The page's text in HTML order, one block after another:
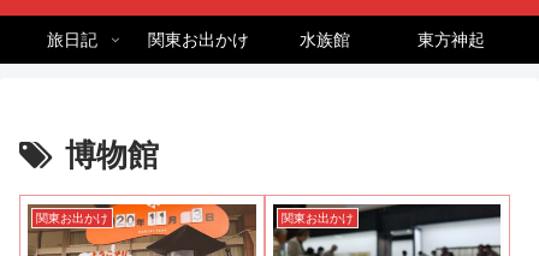
旅日記 関東お出かけ 水族館 東方神起
博物館
関東お出かけ 関東お出かけ